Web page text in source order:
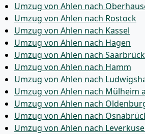
Umzug von Ahlen nach
Umzug von Ahlen nach Rostock
Umzug von Ahlen nach Kassel
Umzug von Ahlen nach Hagen
Umzug von Ahlen nach
Umzug von Ahlen nach Hamm
Umzug von Ahlen nach
Umzug von Ahlen nach Mülheim
Umzug von Ahlen nach
Umzug von Ahlen nach
Umzug von Ahlen nach